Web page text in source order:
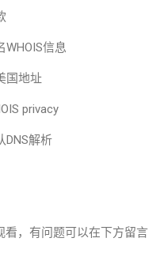
WHOIS信息
国地址
privacy
DNS解析
看，有问题可以在下方留言